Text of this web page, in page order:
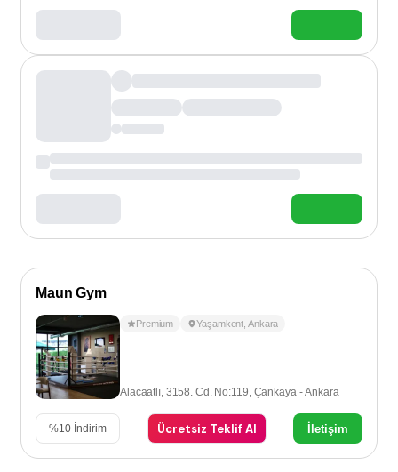
Maun Gym
Premium Yaşamkent ,Ankara
Alacaatlı, 3158. Cd. No:119, Çankaya - Ankara
%10 İndirim Ücretsiz Teklif Al İletişim